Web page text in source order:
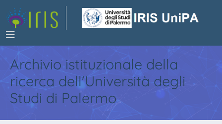
Archivio istituzionale della
ricerca dell'Università degli
Studi di Palermo